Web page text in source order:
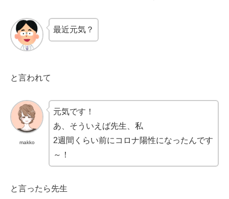
最近元気？
と言われて
makko
元気です！
あ、そういえば先生、私
2週間くらい前にコロナ陽性になったんです
～！
と言ったら先生